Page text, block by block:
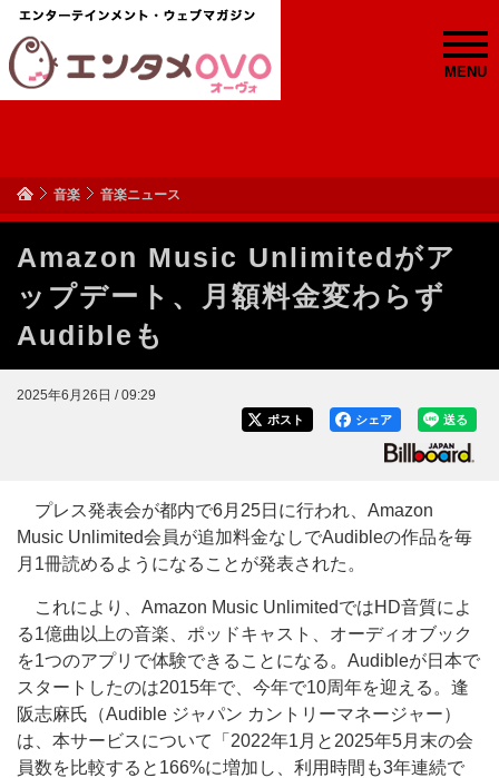
MENU
音楽 音楽ニュース
Amazon Music Unlimitedがア
ップデート、月額料金変わらず
Audibleも
2025年6月26日 / 09:29
送る
シェア
ポスト
プレス発表会が都内で6月25日に行われ、Amazon
Music Unlimited会員が追加料金なしでAudibleの作品を毎
月1冊読めるようになることが発表された。
これにより、Amazon Music UnlimitedではHD音質によ
る1億曲以上の音楽、ポッドキャスト、オーディオブック
を1つのアプリで体験できることになる。Audibleが日本で
スタートしたのは2015年で、今年で10周年を迎える。逢
阪志麻氏（Audible ジャパン カントリーマネージャー）
は、本サービスについて「2022年1月と2025年5月末の会
員数を比較すると166%に増加し、利用時間も3年連続で